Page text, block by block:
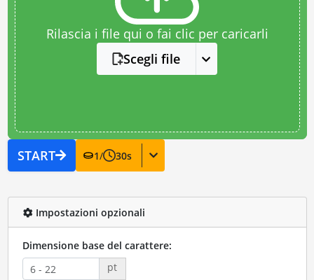
Rilascia i file qui o fai clic per caricarli
Scegli file
START 1/ 30s
Impostazioni opzionali
Dimensione base del carattere:
pt